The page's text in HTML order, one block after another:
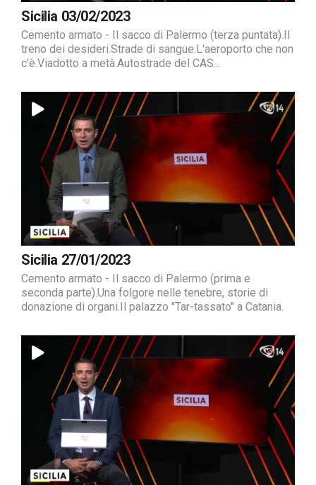
Sicilia 03/02/2023
Cemento armato - Il sacco di Palermo (terza puntata).Il
treno dei desideri.Strade di sangue.L'aeroporto che non
c'è.Viadotto a metà.Autostrade del CAS...
Sicilia 27/01/2023
Cemento armato - Il sacco di Palermo (prima e
seconda parte).Una folgore nelle tenebre, storie di
donazione di organi.Il palazzo "Tar-tassato" a Catania.